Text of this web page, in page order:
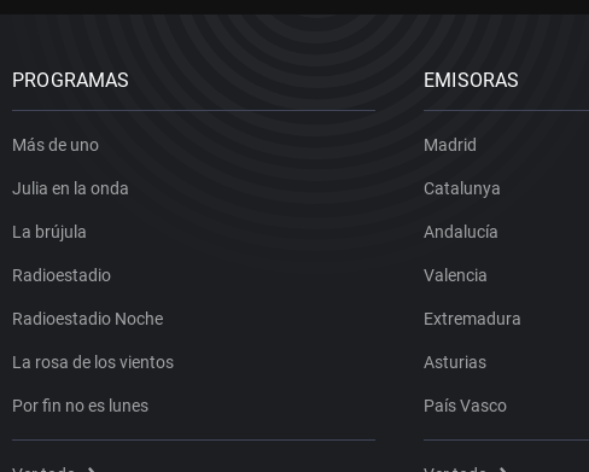
PROGRAMAS
Más de uno
Julia en la onda
La brújula
Radioestadio
Radioestadio Noche
La rosa de los vientos
Por fin no es lunes
EMISORAS
Madrid
Catalunya
Andalucía
Valencia
Extremadura
Asturias
País Vasco